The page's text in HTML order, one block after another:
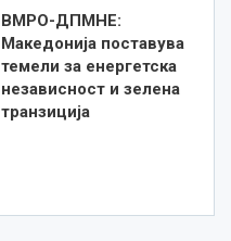
ВМРО-ДПМНЕ:
Македонија поставува
темели за енергетска
независност и зелена
транзиција